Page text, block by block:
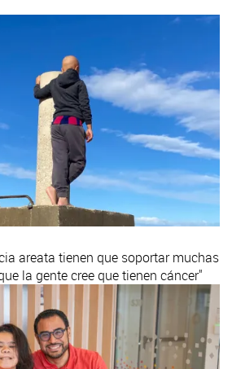
areata tienen que soportar muchas
la gente cree que tienen cáncer"